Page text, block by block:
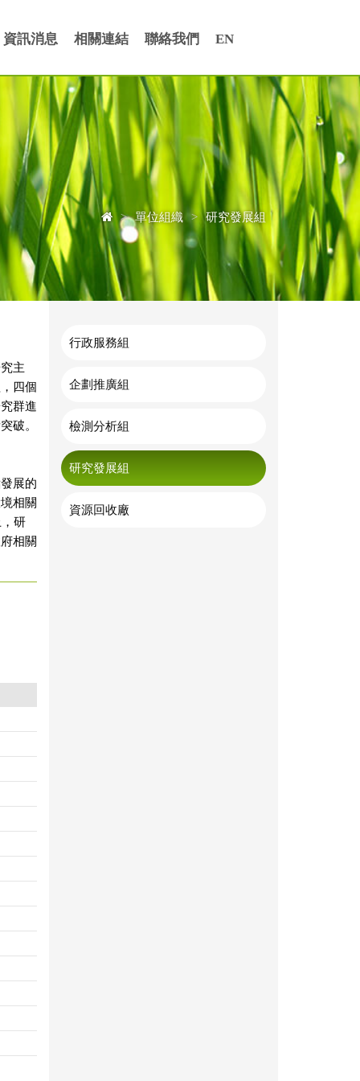
資訊消息 相關連結 聯絡我們 EN
> 單位組織 > 研究發展組
主
四個
群進
破。
展的
相關
研
相關
行政服務組
企劃推廣組
檢測分析組
研究發展組
資源回收廠